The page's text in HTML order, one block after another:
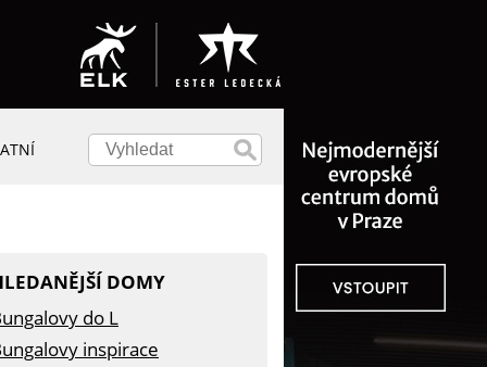
DOMY
do L
inspirace